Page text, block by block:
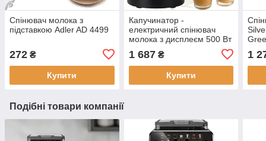
Спінювач молока з
підставкою Adler AD 4499
272 ₴
Купити
Капучинатор -
електричний спінювач
молока з дисплеєм 500 Вт
1 687₴
Купити
1
Подібні товари компанії